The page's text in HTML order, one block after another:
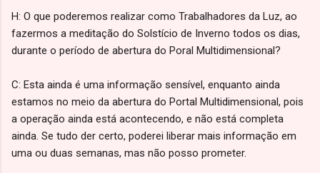
H: O que poderemos realizar como Trabalhadores da Luz, ao
fazermos a meditação do Solstício de Inverno todos os dias,
durante o período de abertura do Poral Multidimensional?
C: Esta ainda é uma informação sensível, enquanto ainda
estamos no meio da abertura do Portal Multidimensional, pois
a operação ainda está acontecendo, e não está completa
ainda. Se tudo der certo, poderei liberar mais informação em
uma ou duas semanas, mas não posso prometer.